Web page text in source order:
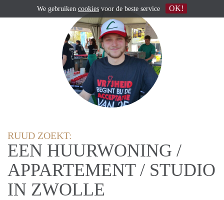
RUUD ZOEKT:
EEN HUURWONING /
APPARTEMENT / STUDIO
IN ZWOLLE
We gebruiken cookies voor de beste service OK!